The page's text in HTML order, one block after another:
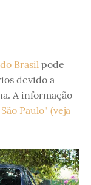
Brasilpode
devido a
A informação
Paulo" (veja